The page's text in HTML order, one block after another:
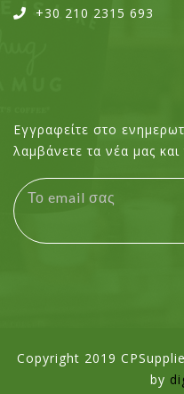
+30 210 2315 693
Εγγραφείτε στο
λαμβάνετε τα νέα μας
Copyright 2019
by